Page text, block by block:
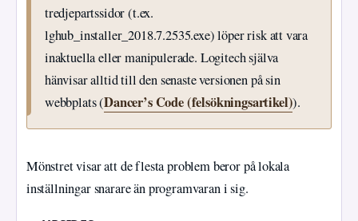
tredjepartssidor (t.ex.
lghub_installer_2018.7.2535.exe) löper risk att vara
inaktuella eller manipulerade. Logitech själva
hänvisar alltid till den senaste versionen på sin
webbplats (Dancer’s Code (felsökningsartikel)).
Mönstret visar att de flesta problem beror på lokala
inställningar snarare än programvaran i sig.